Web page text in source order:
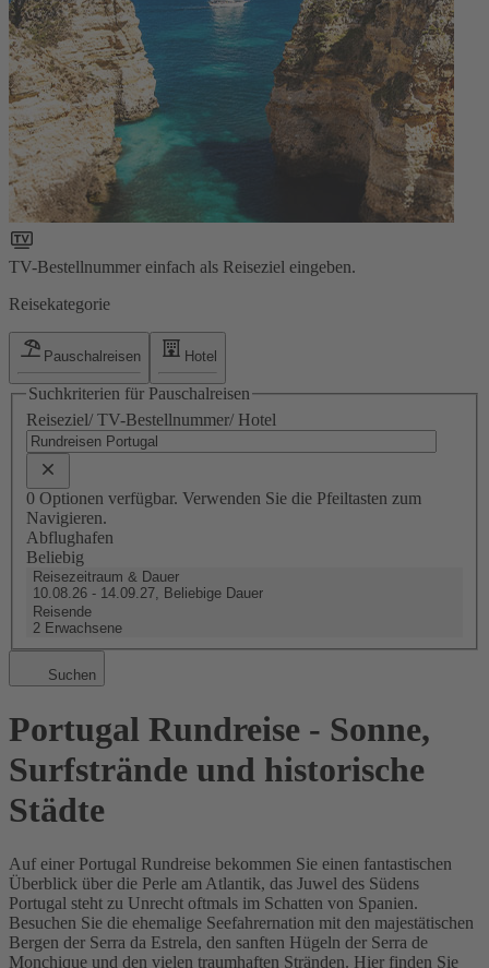
TV-Bestellnummer einfach als Reiseziel eingeben.
Reisekategorie
Pauschalreisen Hotel
Suchkriterien für Pauschalreisen
Reiseziel/ TV-Bestellnummer/ Hotel
0 Optionen verfügbar. Verwenden Sie die Pfeiltasten zum
Navigieren.
Abflughafen
Beliebig
Reisezeitraum & Dauer
10.08.26 - 14.09.27, Beliebige Dauer
Reisende
2 Erwachsene
Suchen
Portugal Rundreise - Sonne,
Surfstrände und historische
Städte
Auf einer Portugal Rundreise bekommen Sie einen fantastischen
Überblick über die Perle am Atlantik, das Juwel des Südens
Portugal steht zu Unrecht oftmals im Schatten von Spanien.
Besuchen Sie die ehemalige Seefahrernation mit den majestätischen
Bergen der Serra da Estrela, den sanften Hügeln der Serra de
Monchique und den vielen traumhaften Stränden. Hier finden Sie